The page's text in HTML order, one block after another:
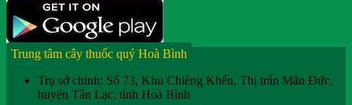
Trung tâm cây thuốc quý Hoà Bình
Trụ sở chính: Số 73, Khu Chiềng Khến, Thị trấn Mãn Đức,
huyện Tân Lạc, tỉnh Hoà Bình